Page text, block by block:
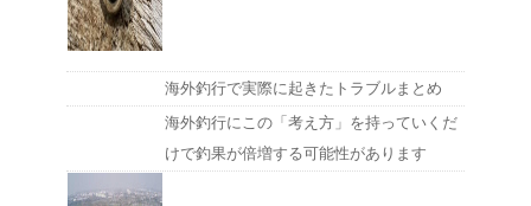
海外釣行で実際に起きたトラブルまとめ
海外釣行にこの「考え方」を持っていくだ
けで釣果が倍増する可能性があります